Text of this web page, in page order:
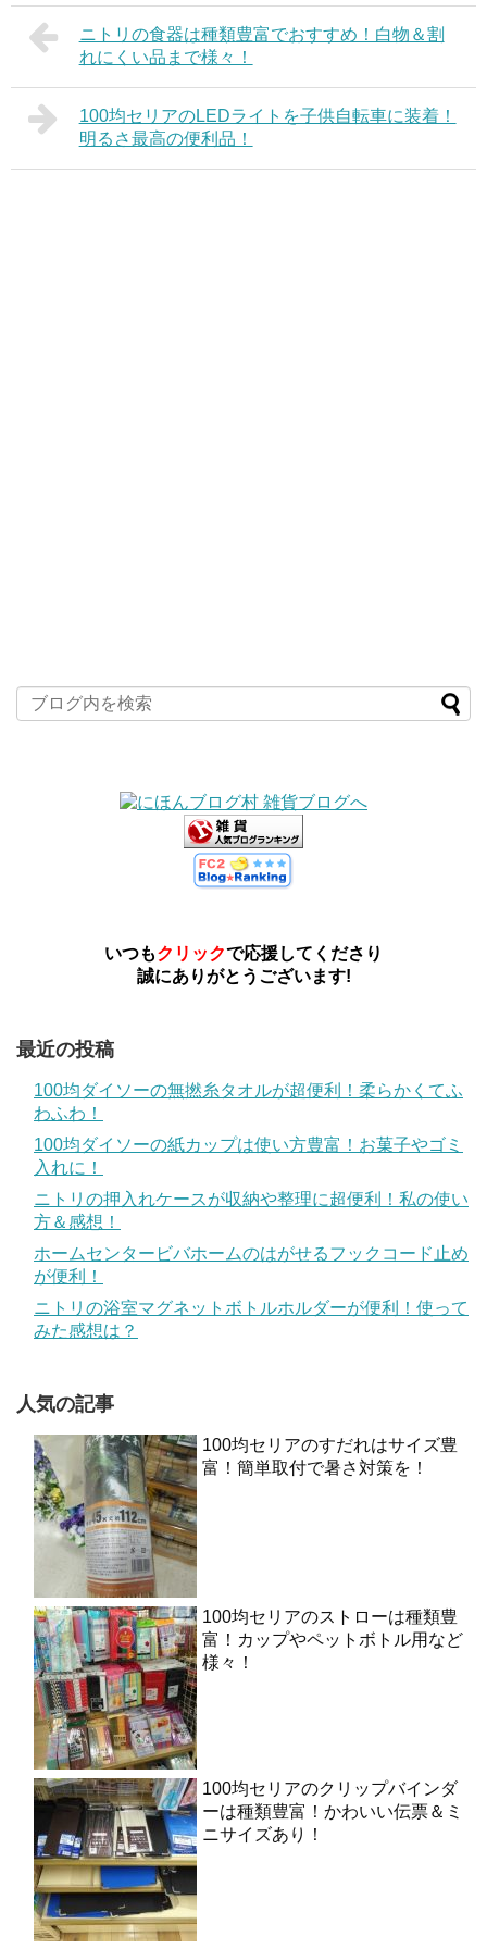
ニトリの食器は種類豊富でおすすめ！白物＆割
れにくい品まで様々！
100均セリアのLEDライトを子供自転車に装着！
明るさ最高の便利品！
いつもクリックで応援してくださり
誠にありがとうございます!
最近の投稿
100均ダイソーの無撚糸タオルが超便利！柔らかくてふ
わふわ！
100均ダイソーの紙カップは使い方豊富！お菓子やゴミ
入れに！
ニトリの押入れケースが収納や整理に超便利！私の使い
方＆感想！
ホームセンタービバホームのはがせるフックコード止め
が便利！
ニトリの浴室マグネットボトルホルダーが便利！使って
みた感想は？
人気の記事
100均セリアのすだれはサイズ豊
富！簡単取付で暑さ対策を！
100均セリアのストローは種類豊
富！カップやペットボトル用など
様々！
100均セリアのクリップバインダ
ーは種類豊富！かわいい伝票＆ミ
ニサイズあり！